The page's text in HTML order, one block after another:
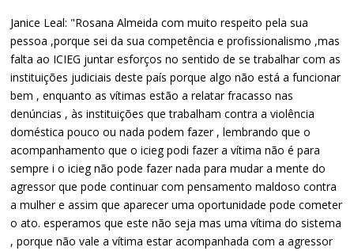
Janice Leal: "Rosana Almeida com muito respeito pela sua
pessoa ,porque sei da sua competência e profissionalismo ,mas
falta ao ICIEG juntar esforços no sentido de se trabalhar com as
instituições judiciais deste país porque algo não está a funcionar
bem , enquanto as vítimas estão a relatar fracasso nas
denúncias , às instituições que trabalham contra a violência
doméstica pouco ou nada podem fazer , lembrando que o
acompanhamento que o icieg podi fazer a vítima não é para
sempre i o icieg não pode fazer nada para mudar a mente do
agressor que pode continuar com pensamento maldoso contra
a mulher e assim que aparecer uma oportunidade pode cometer
o ato. esperamos que este não seja mas uma vítima do sistema
, porque não vale a vítima estar acompanhada com a agressor